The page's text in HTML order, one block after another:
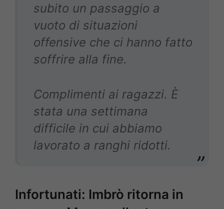
subito un passaggio a
vuoto di situazioni
offensive che ci hanno fatto
soffrire alla fine.
Complimenti ai ragazzi. È
stata una settimana
difficile in cui abbiamo
lavorato a ranghi ridotti.
Infortunati: Imbrò ritorna in